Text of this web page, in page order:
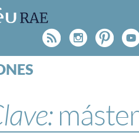
Rss